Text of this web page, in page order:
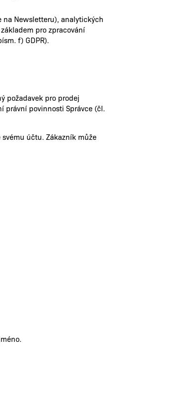
na Newsletteru), analytických
pro zpracování
f) GDPR).
požadavek pro prodej
právní povinnosti Správce (čl.
účtu. Zákazník může